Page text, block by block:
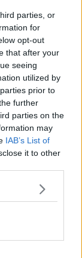
parties, or
for
opt-out
that after your
seeing
utilized by
prior to
further
parties on the
may
IAB’s List of
it to other
in un corso
e figlio
a Ferragosto